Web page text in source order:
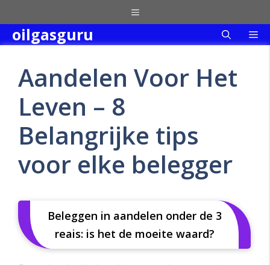
to
content
Menu
oilgasguru
Aandelen Voor Het
Leven – 8
Belangrijke tips
voor elke belegger
Beleggen in aandelen onder de 3
reais: is het de moeite waard?